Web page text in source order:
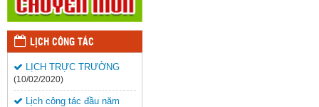
LỊCH CÔNG TÁC
LỊCH TRỰC TRƯỜNG
(10/02/2020)
Lịch công tác đầu năm